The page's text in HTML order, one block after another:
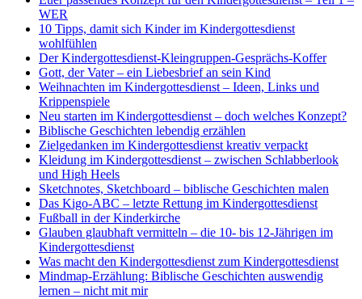
WER
10 Tipps, damit sich Kinder im Kindergottesdienst
wohlfühlen
Der Kindergottesdienst-Kleingruppen-Gesprächs-Koffer
Gott, der Vater – ein Liebesbrief an sein Kind
Weihnachten im Kindergottesdienst – Ideen, Links und
Krippenspiele
Neu starten im Kindergottesdienst – doch welches Konzept?
Biblische Geschichten lebendig erzählen
Zielgedanken im Kindergottesdienst kreativ verpackt
Kleidung im Kindergottesdienst – zwischen Schlabberlook
und High Heels
Sketchnotes, Sketchboard – biblische Geschichten malen
Das Kigo-ABC – letzte Rettung im Kindergottesdienst
Fußball in der Kinderkirche
Glauben glaubhaft vermitteln – die 10- bis 12-Jährigen im
Kindergottesdienst
Was macht den Kindergottesdienst zum Kindergottesdienst
Mindmap-Erzählung: Biblische Geschichten auswendig
lernen – nicht mit mir